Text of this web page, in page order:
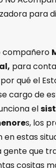
para
compañero
para
qué el
cargo de
el
s, los
en estas
gente que
cositas